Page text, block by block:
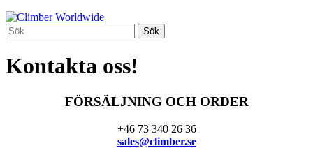
Kontakta oss!
FÖRSÄLJNING OCH ORDER
+46 73 340 26 36
sales@climber.se